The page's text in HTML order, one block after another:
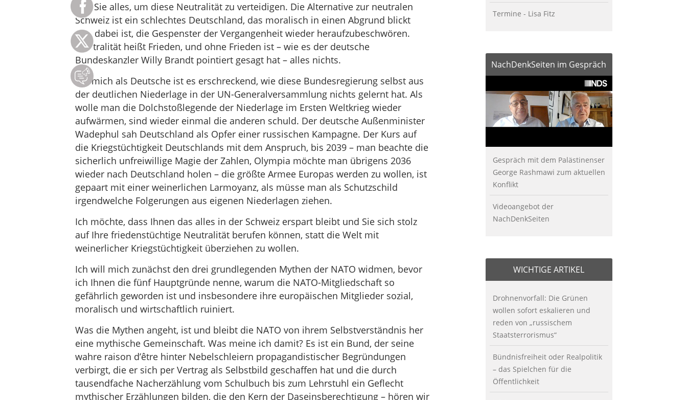
Tun Sie alles, um diese Neutralität zu verteidigen. Die Alternative zur neutralen
Schweiz ist ein schlechtes Deutschland, das moralisch in einen Abgrund blickt
und dabei ist, die Gespenster der Vergangenheit wieder heraufzubeschwören.
Neutralität heißt Frieden, und ohne Frieden ist – wie es der deutsche
Bundeskanzler Willy Brandt pointiert gesagt hat – alles nichts.
Für mich als Deutsche ist es erschreckend, wie diese Bundesregierung selbst aus
der deutlichen Niederlage in der UN-Generalversammlung nichts gelernt hat. Als
wolle man die Dolchstoßlegende der Niederlage im Ersten Weltkrieg wieder
aufwärmen, sind wieder einmal die anderen schuld. Der deutsche Außenminister
Wadephul sah Deutschland als Opfer einer russischen Kampagne. Der Kurs auf
die Kriegstüchtigkeit Deutschlands mit dem Anspruch, bis 2039 – man beachte die
sicherlich unfreiwillige Magie der Zahlen, Olympia möchte man übrigens 2036
wieder nach Deutschland holen – die größte Armee Europas werden zu wollen, ist
gepaart mit einer weinerlichen Larmoyanz, als müsse man als Schutzschild
irgendwelche Folgerungen aus eigenen Niederlagen ziehen.
Ich möchte, dass Ihnen das alles in der Schweiz erspart bleibt und Sie sich stolz
auf Ihre friedenstüchtige Neutralität berufen können, statt die Welt mit
weinerlicher Kriegstüchtigkeit überziehen zu wollen.
Ich will mich zunächst den drei grundlegenden Mythen der NATO widmen, bevor
ich Ihnen die fünf Hauptgründe nenne, warum die NATO-Mitgliedschaft so
gefährlich geworden ist und insbesondere ihre europäischen Mitglieder sozial,
moralisch und wirtschaftlich ruiniert.
Was die Mythen angeht, ist und bleibt die NATO von ihrem Selbstverständnis her
eine mythische Gemeinschaft. Was meine ich damit? Es ist ein Bund, der seine
wahre raison d’être hinter Nebelschleiern propagandistischer Begründungen
verbirgt, die er sich per Vertrag als Selbstbild geschaffen hat und die durch
tausendfache Nacherzählung vom Schulbuch bis zum Lehrstuhl ein Geflecht
mythischer Erzählungen bilden, die den Kern der Daseinsberechtigung – hören wir
Termine - Lisa Fitz
NachDenkSeiten im Gespräch
Gespräch mit dem Palästinenser
George Rashmawi zum aktuellen
Konflikt
Videoangebot der
NachDenkSeiten
WICHTIGE ARTIKEL
Drohnenvorfall: Die Grünen
wollen sofort eskalieren und
reden von „russischem
Staatsterrorismus“
Bündnisfreiheit oder Realpolitik
– das Spielchen für die
Öffentlichkeit